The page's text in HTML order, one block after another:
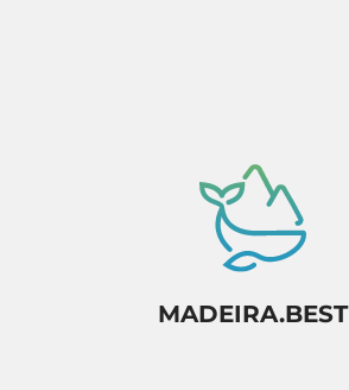
MADEIRA.BEST